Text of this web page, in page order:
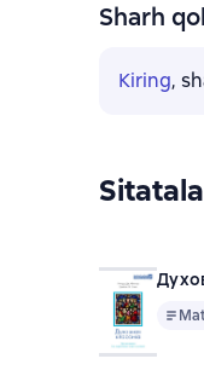
Sharh
Kiring,